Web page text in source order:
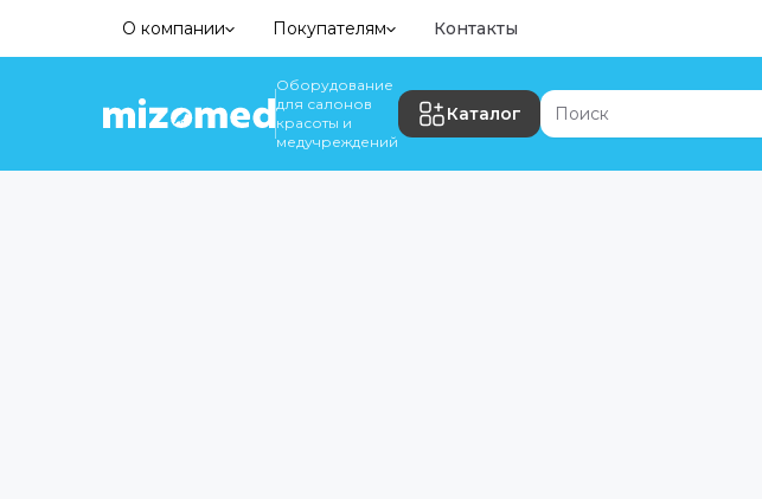
О компании Покупателям Контакты
Оборудование
для салонов
красоты и
медучреждений
Каталог